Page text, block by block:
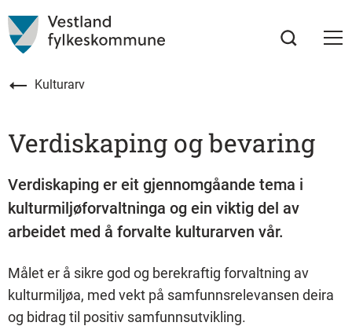
Kulturarv
Verdiskaping og bevaring
Verdiskaping er eit gjennomgåande tema i
kulturmiljøforvaltninga og ein viktig del av
arbeidet med å forvalte kulturarven vår.
Målet er å sikre god og berekraftig forvaltning av
kulturmiljøa, med vekt på samfunnsrelevansen deira
og bidrag til positiv samfunnsutvikling.